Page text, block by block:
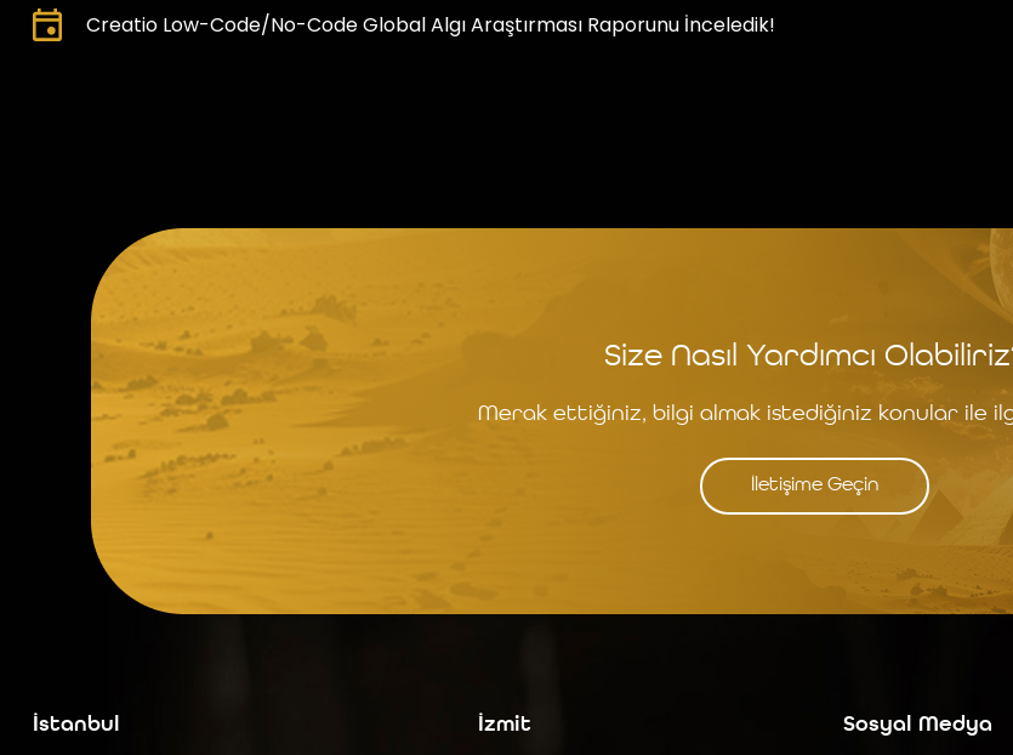
Creatio Low-Code/No-Code Global Algı Araştırması Raporunu İnceledik!
Size Nasıl Yardımcı
Merak ettiğiniz, bilgi almak istediğiniz konular ile
İletişime Geçin
İstanbul İzmit Sosyal Medya